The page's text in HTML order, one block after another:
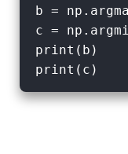
b =
c =
print(b)
print(c)